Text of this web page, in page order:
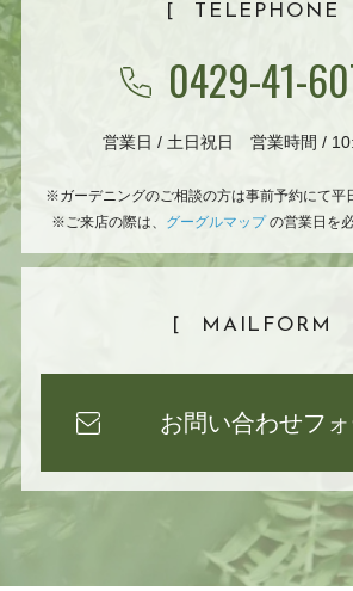
TELEPHONE
0429-41-
営業日 / 土日祝日 営業時間 /
※ガーデニングのご相談の方は事前予約にて平
※ご来店の際は、
グーグルマップの営業日を
MAILFORM
お問い合わせフ